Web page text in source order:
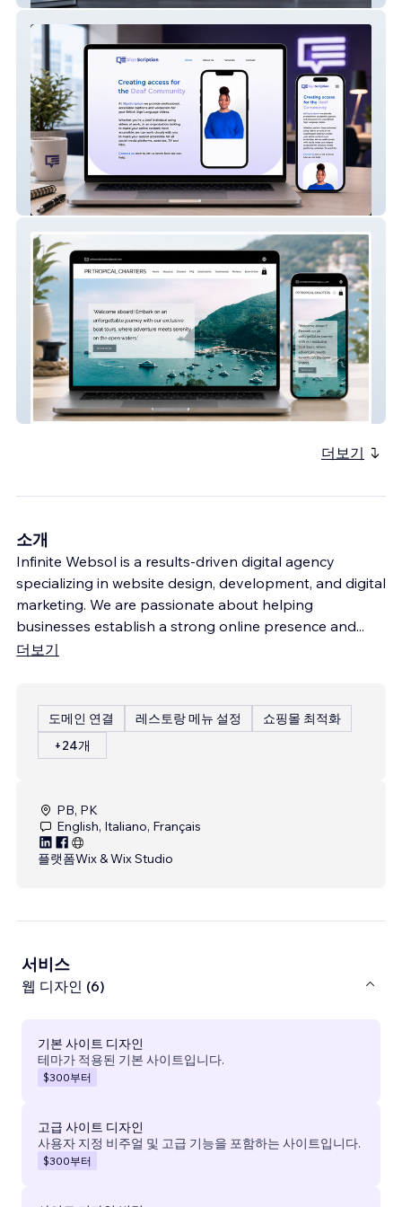
SignScription
Prtropicalcharters
더보기
소개
Infinite Websol is a results-driven digital agency
specializing in website design, development, and digital
marketing. We are passionate about helping
businesses establish a strong online presence and...
더보기
도메인 연결 레스토랑 메뉴 설정
쇼핑몰 최적화
+24개
PB, PK
English, Italiano, Français
플랫폼Wix & Wix Studio
서비스
웹 디자인 (6)
기본 사이트 디자인
테마가 적용된 기본 사이트입니다.
$300부터
고급 사이트 디자인
사용자 지정 비주얼 및 고급 기능을 포함하는 사이트입니다.
$300부터